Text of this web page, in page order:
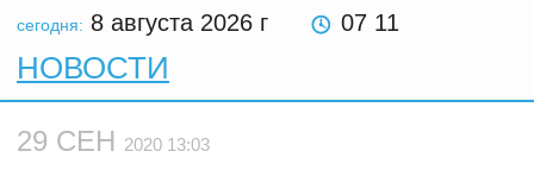
сегодня: 8 августа 2026 г 07 11
НОВОСТИ
29 СЕН 2020 13:03